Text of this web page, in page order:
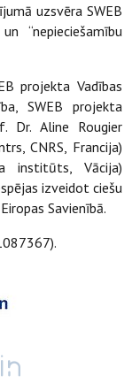
uzsvēra SWEB
“nepieciešamību
projekta Vadības
SWEB projekta
Dr. Aline Rougier
CNRS, Francija)
institūts, Vācija)
izveidot ciešu
Savienībā.